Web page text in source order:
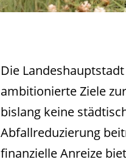
Die
ambitionierte Ziele
bislang keine
Abfallreduzierung
finanzielle Anreize